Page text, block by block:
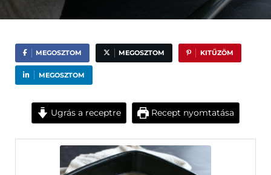
MEGOSZTOM MEGOSZTOM KITŰZÖM
MEGOSZTOM
Ugrás a receptre Recept nyomtatása